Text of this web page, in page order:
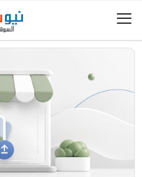
الرئيسية
جوالات أجهزة لوحية